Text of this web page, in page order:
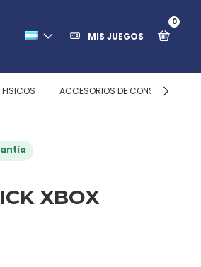
MIS JUEGOS
0
ACCESORIOS DE CONSOLAS
XBOX